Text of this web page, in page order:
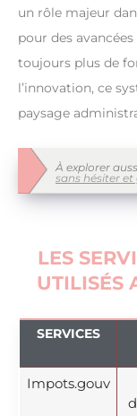
un rôle majeur
pour des
toujours plus de
l’innovation, ce
paysage
À explorer
sans hésiter
LES
UTILISÉS
SERVICES
Impots.gouv